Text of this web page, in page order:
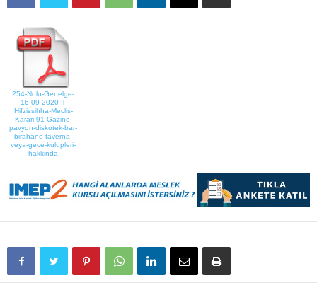
254-Nolu-Genelge-
16-09-2020-Il-
Hifzissihha-Meclis-
Karari-91-Gazino-
pavyon-diskotek-bar-
birahane-taverna-
veya-gece-kulupleri-
hakkinda